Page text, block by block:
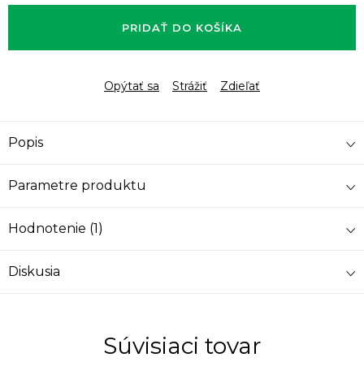
cena:
PRIDAŤ DO KOŠÍKA
Opýtať sa Strážiť Zdieľať
Popis
Parametre produktu
Hodnotenie (1)
Diskusia
Súvisiaci tovar